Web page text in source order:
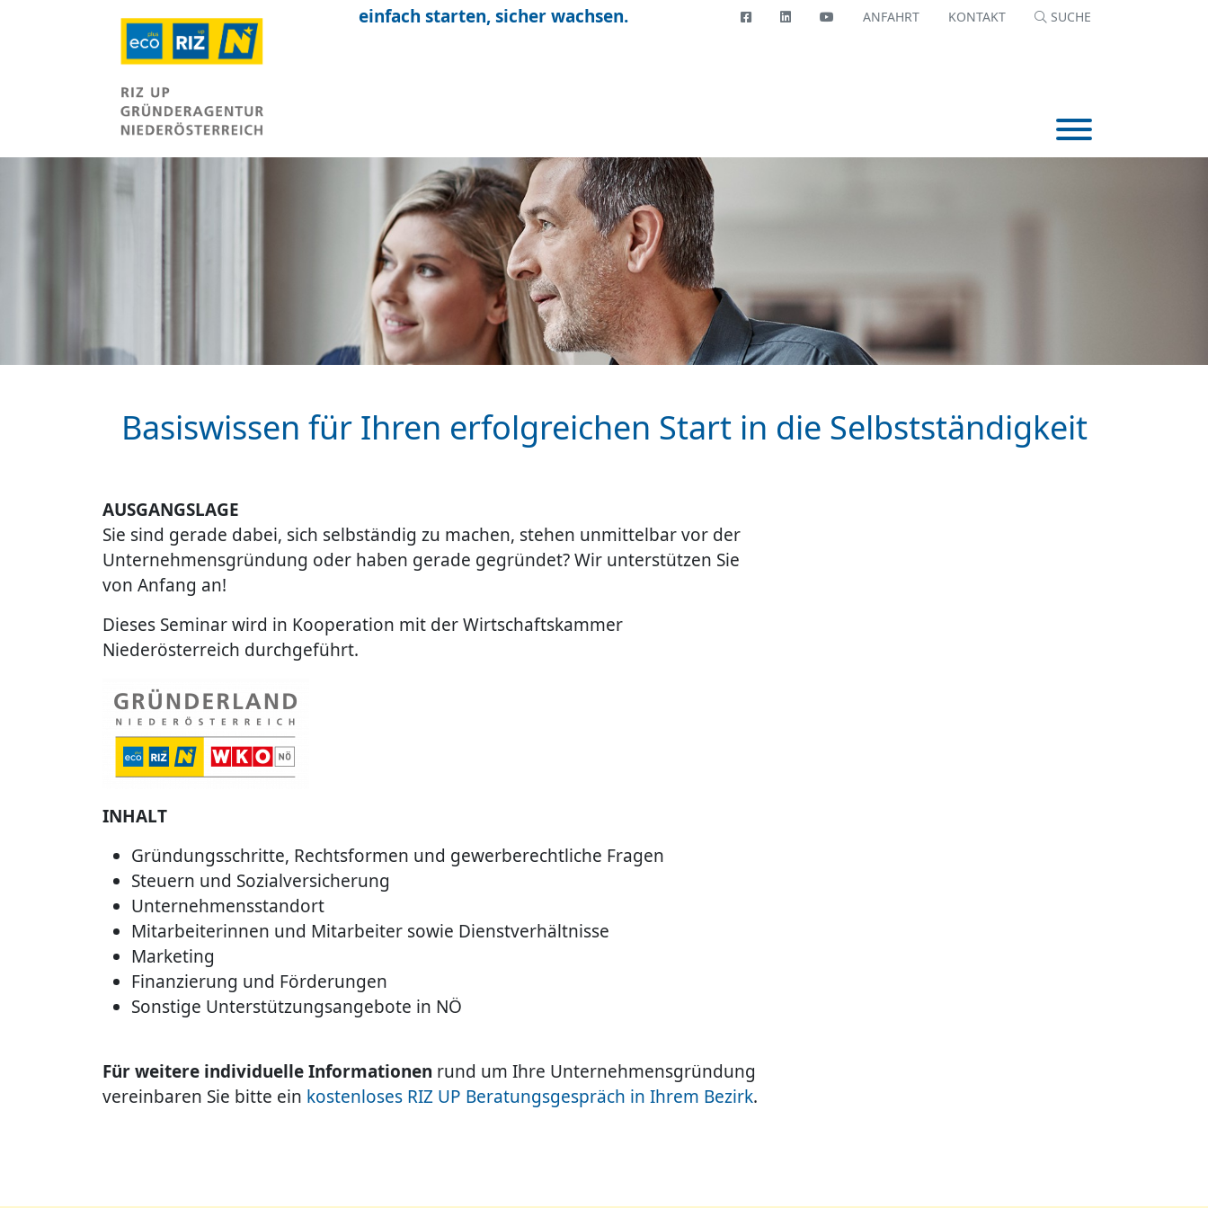
einfach starten, sicher wachsen. FACEBOOKLINKEDINYOUTTUBE
ANFAHRT KONTAKT SUCHE
Basiswissen für Ihren erfolgreichen Start in die Selbstständigkeit
AUSGANGSLAGE
Sie sind gerade dabei, sich selbständig zu machen, stehen unmittelbar vor der
Unternehmensgründung oder haben gerade gegründet? Wir unterstützen Sie
von Anfang an!
Dieses Seminar wird in Kooperation mit der Wirtschaftskammer
Niederösterreich durchgeführt.
INHALT
Gründungsschritte, Rechtsformen und gewerberechtliche Fragen
Steuern und Sozialversicherung
Unternehmensstandort
Mitarbeiterinnen und Mitarbeiter sowie Dienstverhältnisse
Marketing
Finanzierung und Förderungen
Sonstige Unterstützungsangebote in NÖ
Für weitere individuelle Informationen rund um Ihre Unternehmensgründung
vereinbaren Sie bitte ein kostenloses RIZ UP Beratungsgespräch in Ihrem Bezirk.